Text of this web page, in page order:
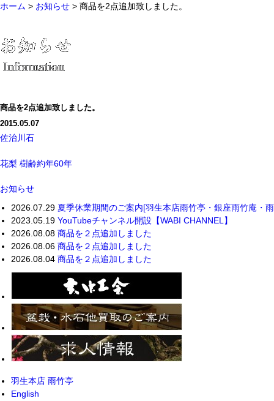
ホーム > お知らせ > 商品を2点追加致しました。
商品を2点追加致しました。
2015.05.07
佐治川石
花梨 樹齢約年60年
お知らせ
2026.07.29 夏季休業期間のご案内[羽生本店雨竹亭・銀座雨竹庵・
2023.05.19 YouTubeチャンネル開設【WABI CHANNEL】
2026.08.08 商品を２点追加しました
2026.08.06 商品を２点追加しました
2026.08.04 商品を２点追加しました
羽生本店 雨竹亭
English